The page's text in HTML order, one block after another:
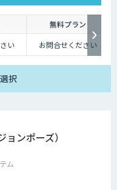
無料プラン
い お問合せください
選択
ンポーズ）
ム